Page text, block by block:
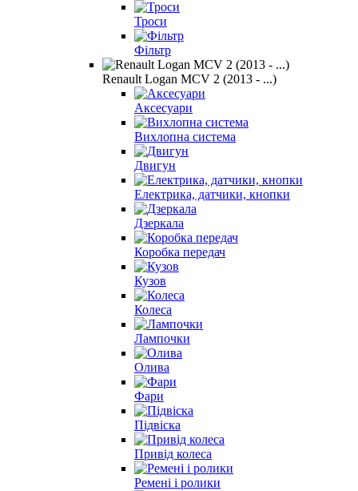
Троси
Фільтр
Renault Logan MCV 2 (2013 - ...)
Аксесуари
Вихлопна система
Двигун
Електрика, датчики, кнопки
Дзеркала
Коробка передач
Кузов
Колеса
Лампочки
Олива
Фари
Підвіска
Привід колеса
Ремені і ролики